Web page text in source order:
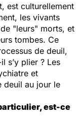
est culturellement
les vivants
"leurs" morts, et
tombes. Ce
de deuil,
s’y plier ? Les
et
deuil au jour le
est-ce